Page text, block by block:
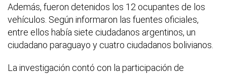
Además, fueron detenidos los 12 ocupantes de los
vehículos. Según informaron las fuentes oficiales,
entre ellos había siete ciudadanos argentinos, un
ciudadano paraguayo y cuatro ciudadanos bolivianos.
La investigación contó con la participación de